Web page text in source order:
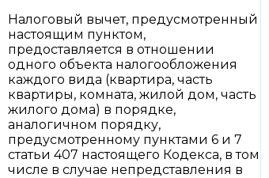
Налоговый вычет, предусмотренный
настоящим пунктом,
предоставляется в отношении
одного объекта налогообложения
каждого вида (квартира, часть
квартиры, комната, жилой дом, часть
жилого дома) в порядке,
аналогичном порядку,
предусмотренному пунктами 6 и 7
статьи 407 настоящего Кодекса, в том
числе в случае непредставления в